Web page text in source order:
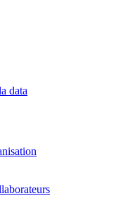
data